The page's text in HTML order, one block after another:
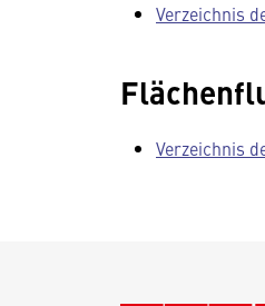
Verzeichnis
Verzeichnis